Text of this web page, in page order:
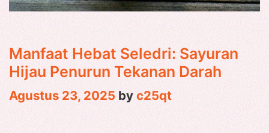
Manfaat Hebat Seledri: Sayuran
Hijau Penurun Tekanan Darah
Agustus 23, 2025 byc25qt